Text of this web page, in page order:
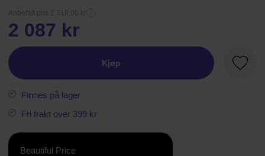
Anbefalt pris 2 318,00 kr
2 087 kr
Kjøp
Finnes på lager
Fri frakt over 399 kr
Beautiful Price